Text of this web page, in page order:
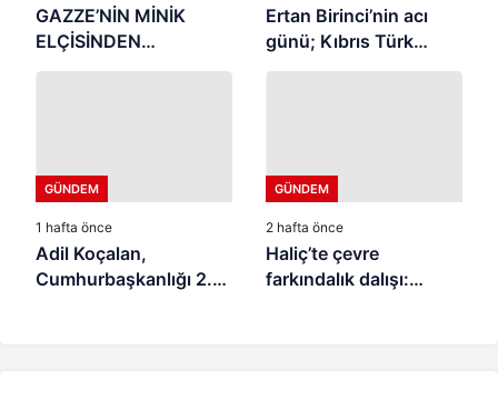
GAZZE’NİN MİNİK
ELÇİSİNDEN
İSTANBUL’DA
Ertan Birinci’nin acı
günü; Kıbrıs Türk
halkının mücahit ruhlu
GÜNDEM
1 hafta önce
Adil Koçalan,
Cumhurbaşkanlığı 2.
GÜNDEM
2 hafta önce
Haliç’te çevre
farkındalık dalışı: